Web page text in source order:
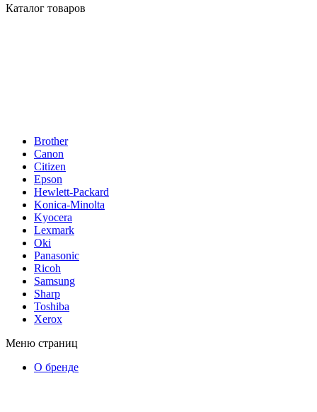
Каталог товаров
Brother
Canon
Citizen
Epson
Hewlett-Packard
Konica-Minolta
Kyocera
Lexmark
Oki
Panasonic
Ricoh
Samsung
Sharp
Toshiba
Xerox
Меню страниц
О бренде